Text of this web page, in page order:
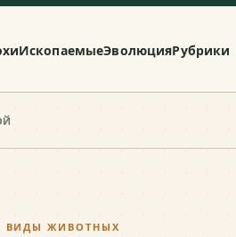
ИскопаемыеЭволюцияРубрики
ЖИВОТНЫХ